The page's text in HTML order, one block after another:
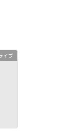
イブ